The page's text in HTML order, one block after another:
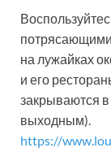
на лужайках
и его
закрываются
выходным).
https://